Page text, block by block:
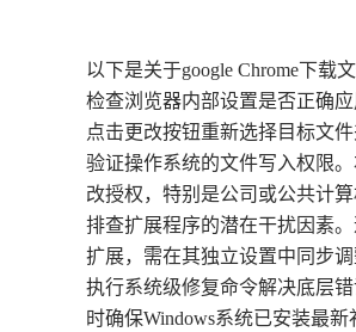
以下是关于google Chrome下载
检查浏览器内部设置是否正确
点击更改按钮重新选择目标文
验证操作系统的文件写入权限
改授权，特别是公司或公共计
排查扩展程序的潜在干扰因素
扩展，需在其独立设置中同步
执行系统级修复命令解决底层
时确保Windows系统已安装最